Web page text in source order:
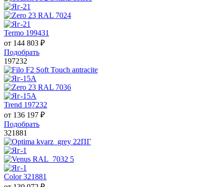
Termo 199431
от 144 803 ₽
Подобрать
197232
Trend 197232
от 136 197 ₽
Подобрать
321881
Color 321881